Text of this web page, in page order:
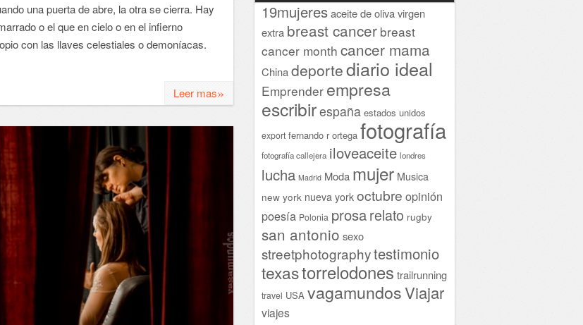
una puerta de abre, la otra se cierra. Hay
o el que en cielo o en el infierno
con las llaves celestiales o demoníacas.
Leer mas»
19mujeresaceite de oliva virgen
extra breast cancer breast
cancer month cancer mama
Chinadeportediario ideal
Emprender empresa
escribirespaña estados unidos
export fernando r ortega fotografía
fotografía callejera iloveaceite londres
lucha Madrid Moda mujer Musica
new york nueva york octubre opinión
poesía Polonia prosarelato rugby
san antonio sexo
streetphotographytestimonio
texastorrelodones trailrunning
travel USA vagamundosViajar
viajes